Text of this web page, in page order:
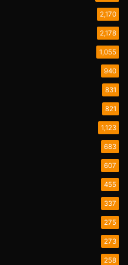
2,170
2,178
1,055
940
831
821
1,123
683
607
455
337
275
273
258